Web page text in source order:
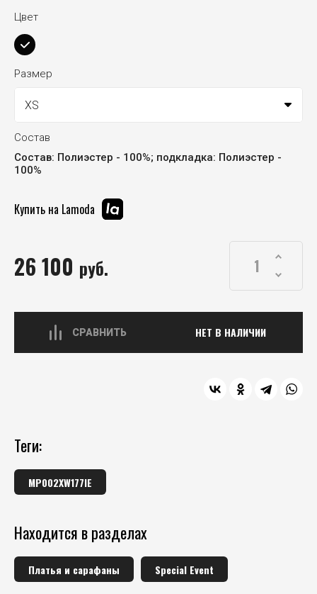
Цвет
Размер
Состав
Состав: Полиэстер - 100%; подкладка: Полиэстер -
100%
Купить на Lamoda
26 100 руб.
СРАВНИТЬ НЕТ В НАЛИЧИИ
теги:
MP002XW177IE
Находится в разделах
Платья и сарафаны Special Event